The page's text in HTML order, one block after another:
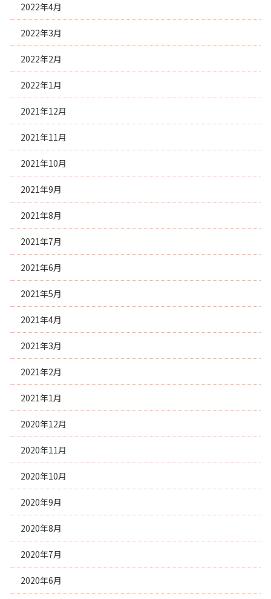
2022年4月
2022年3月
2022年2月
2022年1月
2021年12月
2021年11月
2021年10月
2021年9月
2021年8月
2021年7月
2021年6月
2021年5月
2021年4月
2021年3月
2021年2月
2021年1月
2020年12月
2020年11月
2020年10月
2020年9月
2020年8月
2020年7月
2020年6月